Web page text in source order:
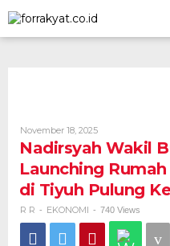
to
content
November 18, 2025Oleh
R
Nadirsyah Wakil
Launching
di Tiyuh Pulung
R R - EKONOMI - 740 Views